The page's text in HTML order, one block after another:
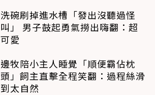
洗碗刷掉進水槽「發出沒聽過怪
叫」 男子鼓起勇氣撈出嗨翻：超
可愛
邊牧陪小主人睡覺「順便霸佔枕
頭」飼主直擊全程笑翻：過程絲滑
到太自然